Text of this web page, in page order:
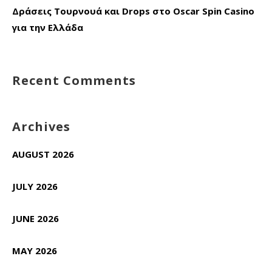
Δράσεις Τουρνουά και Drops στο Oscar Spin Casino
για την Ελλάδα
Recent Comments
Archives
AUGUST 2026
JULY 2026
JUNE 2026
MAY 2026